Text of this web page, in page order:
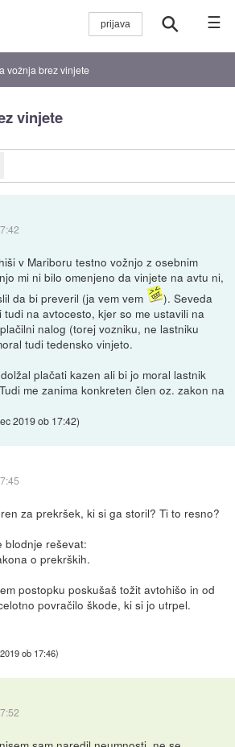
☰
vožnja brez vinjete
vinjete
v Mariboru testno vožnjo z osebnim
mi ni bilo omenjeno da vinjete na avtu ni,
da bi preveril (ja vem vem
). Seveda
na avtocesto, kjer so me ustavili na
nalog (torej vozniku, ne lastniku
tudi tedensko vinjeto.
plačati kazen ali bi jo moral lastnik
me zanima konkreten člen oz. zakon na
2019 ob 17:42)
za prekršek, ki si ga storil? Ti to resno?
blodnje reševat:
o prekrških.
postopku poskušaš tožit avtohišo in od
povračilo škode, ki si jo utrpel.
ob 17:46)